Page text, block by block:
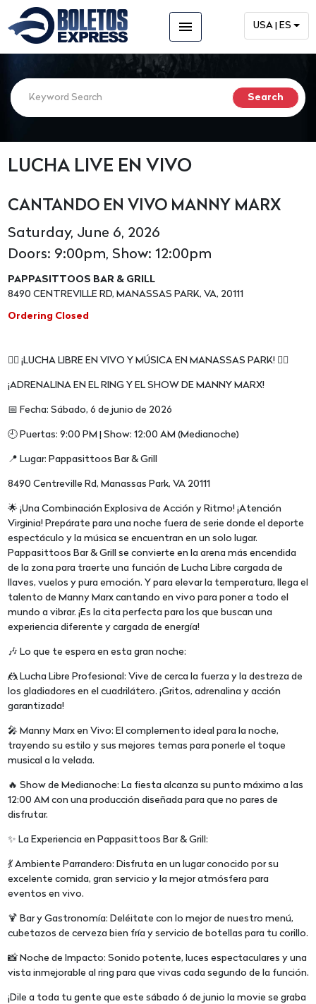
menu USA | ES
LUCHA LIVE EN VIVO
CANTANDO EN VIVO MANNY MARX
Saturday, June 6, 2026
Doors: 9:00pm, Show: 12:00pm
PAPPASITTOOS BAR & GRILL
8490 CENTREVILLE RD, MANASSAS PARK, VA, 20111
Ordering Closed
🤼‍♂️ ¡LUCHA LIBRE EN VIVO Y MÚSICA EN MANASSAS PARK! 🤼‍♂️
¡ADRENALINA EN EL RING Y EL SHOW DE MANNY MARX!
📅 Fecha: Sábado, 6 de junio de 2026
🕘 Puertas: 9:00 PM | Show: 12:00 AM (Medianoche)
📍 Lugar: Pappasittoos Bar & Grill
8490 Centreville Rd, Manassas Park, VA 20111
🌟 ¡Una Combinación Explosiva de Acción y Ritmo! ¡Atención
Virginia! Prepárate para una noche fuera de serie donde el deporte
espectáculo y la música se encuentran en un solo lugar.
Pappasittoos Bar & Grill se convierte en la arena más encendida
de la zona para traerte una función de Lucha Libre cargada de
llaves, vuelos y pura emoción. Y para elevar la temperatura, llega el
talento de Manny Marx cantando en vivo para poner a todo el
mundo a vibrar. ¡Es la cita perfecta para los que buscan una
experiencia diferente y cargada de energía!
🎶 Lo que te espera en esta gran noche:
🤼 Lucha Libre Profesional: Vive de cerca la fuerza y la destreza de
los gladiadores en el cuadrilátero. ¡Gritos, adrenalina y acción
garantizada!
🎤 Manny Marx en Vivo: El complemento ideal para la noche,
trayendo su estilo y sus mejores temas para ponerle el toque
musical a la velada.
🔥 Show de Medianoche: La fiesta alcanza su punto máximo a las
12:00 AM con una producción diseñada para que no pares de
disfrutar.
✨ La Experiencia en Pappasittoos Bar & Grill:
💃 Ambiente Parrandero: Disfruta en un lugar conocido por su
excelente comida, gran servicio y la mejor atmósfera para
eventos en vivo.
🍹 Bar y Gastronomía: Deléitate con lo mejor de nuestro menú,
cubetazos de cerveza bien fría y servicio de botellas para tu corillo.
📸 Noche de Impacto: Sonido potente, luces espectaculares y una
vista inmejorable al ring para que vivas cada segundo de la función.
¡Dile a toda tu gente que este sábado 6 de junio la movie se graba